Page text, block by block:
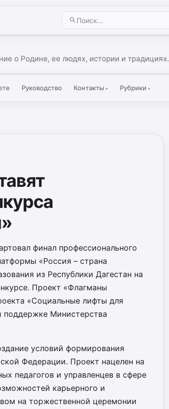
о Родине, ее людях, истории и традициях.
Руководство Контакты ▾ Рубрики ▾
финал профессионального
«Россия – страна
из Республики Дагестан на
Проект «Флагманы
«Социальные лифты для
поддержке Министерства
условий формирования
Федерации. Проект нацелен на
педагогов и управленцев в сфере
карьерного и
на торжественной церемонии